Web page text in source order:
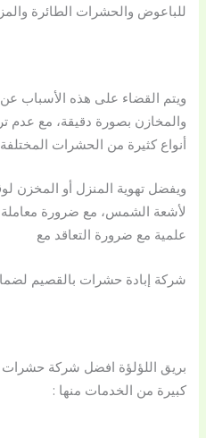
للباعوض والحشرات الطائرة
ويتم القضاء على هذه الأسباب
والمخازن بصورة دقيقة، مع عدم
أنواع كثيرة من الحشرات
ويفضل تهوية المنزل أو
لأشعة الشمس، مع ضرورة معاملة
علمية مع ضرورة التعاقد مع
شركة إبادة حشرات بالقصيم
بريق اللؤلؤة افضل شركة
كبيرة من الخدمات منها :